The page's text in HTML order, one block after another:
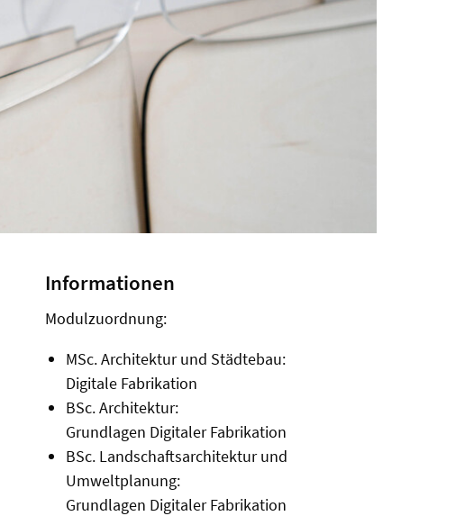
Informationen
Modulzuordnung:
MSc. Architektur und Städtebau:
Digitale Fabrikation
BSc. Architektur:
Grundlagen Digitaler Fabrikation
BSc. Landschaftsarchitektur und
Umweltplanung:
Grundlagen Digitaler Fabrikation